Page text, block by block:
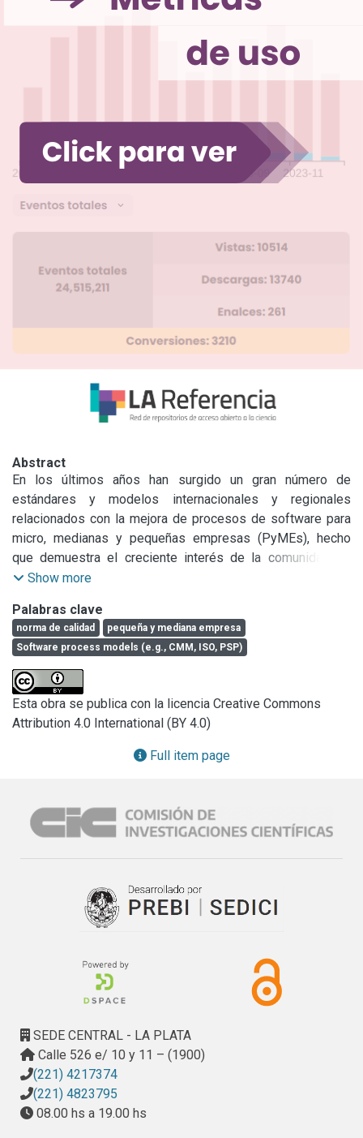
Abstract
En los últimos años han surgido un gran número de
estándares y modelos internacionales y regionales
relacionados con la mejora de procesos de software para
micro, medianas y pequeñas empresas (PyMEs), hecho
que demuestra el creciente interés de la comunidad de
Ingeniería de Software en el tema. Es importante fortalecer
su tamaño y tipo de negocio.\nEn este artículo se presenta
la definición de un ambiente, establecido de acuerdo a
estudios realizados, donde se reconocieron los problemas
con más recurrencia al aplicar la mejora de proceso. Dicho
ambiente tiene como objetivo facilitar la concreción de las
prácticas problemáticas, proponiendo el uso de
herramientas simples y software libre para las mismas, y
brindando guías de cómo realizarlas para lograr la mejora
Show more
Palabras clave
norma de calidad
pequeña y mediana empresa
Software process models (e.g., CMM, ISO, PSP)
Esta obra se publica con la licencia Creative Commons
Attribution 4.0 International (BY 4.0)
Full item page
SEDE CENTRAL - LA PLATA
Calle 526 e/ 10 y 11 – (1900)
(221) 4217374
(221) 4823795
08.00 hs a 19.00 hs